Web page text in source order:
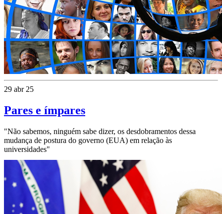
29 abr 25
Pares e ímpares
"Não sabemos, ninguém sabe dizer, os desdobramentos dessa
mudança de postura do governo (EUA) em relação às
universidades"